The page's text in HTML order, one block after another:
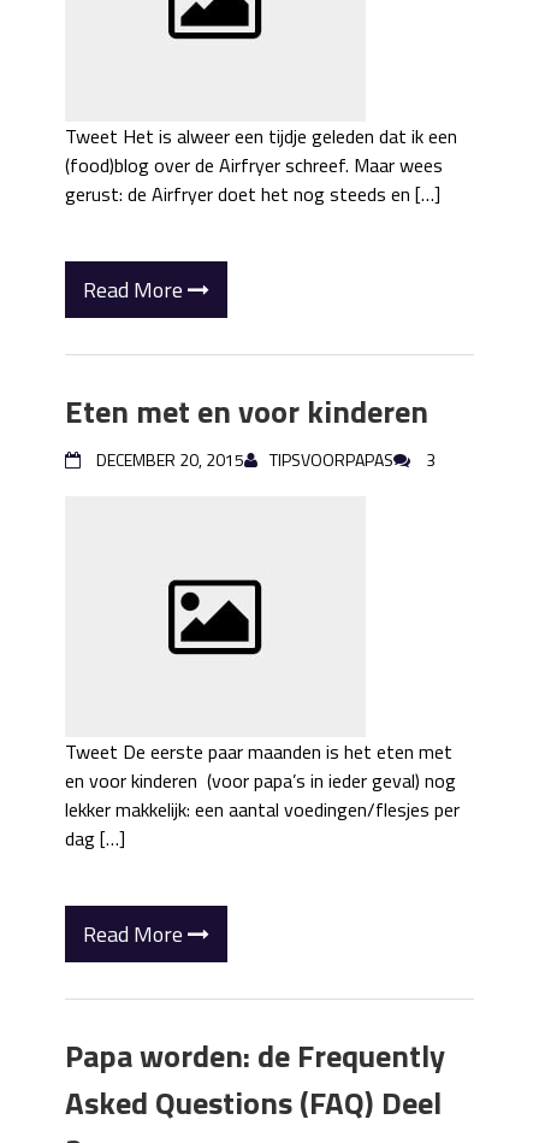
Tweet Het is alweer een tijdje geleden dat ik een
(food)blog over de Airfryer schreef. Maar wees
gerust: de Airfryer doet het nog steeds en […]
Read More
Eten met en voor kinderen
DECEMBER 20, 2015 TIPSVOORPAPAS 3
Tweet De eerste paar maanden is het eten met
en voor kinderen (voor papa’s in ieder geval) nog
lekker makkelijk: een aantal voedingen/flesjes per
dag […]
Read More
Papa worden: de Frequently
Asked Questions (FAQ) Deel